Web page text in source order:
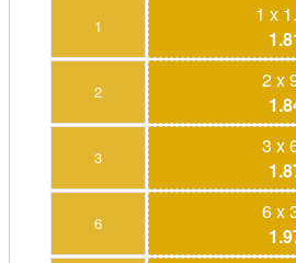
1
1 x
2
2 x
3
3 x
6
6 x